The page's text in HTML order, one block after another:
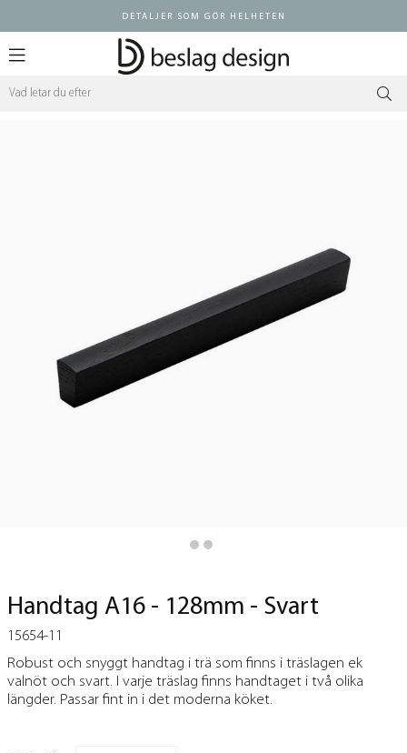
DETALJER SOM GÖR HELHETEN
Handtag A16 - 128mm - Svart
15654-11
Robust och snyggt handtag i trä som finns i träslagen ek
valnöt och svart. I varje träslag finns handtaget i två olika
längder. Passar fint in i det moderna köket.